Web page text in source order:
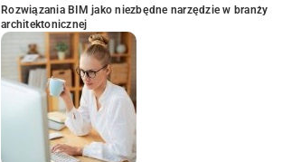
Rozwiązania BIM jako niezbędne narzędzie w branży
architektonicznej